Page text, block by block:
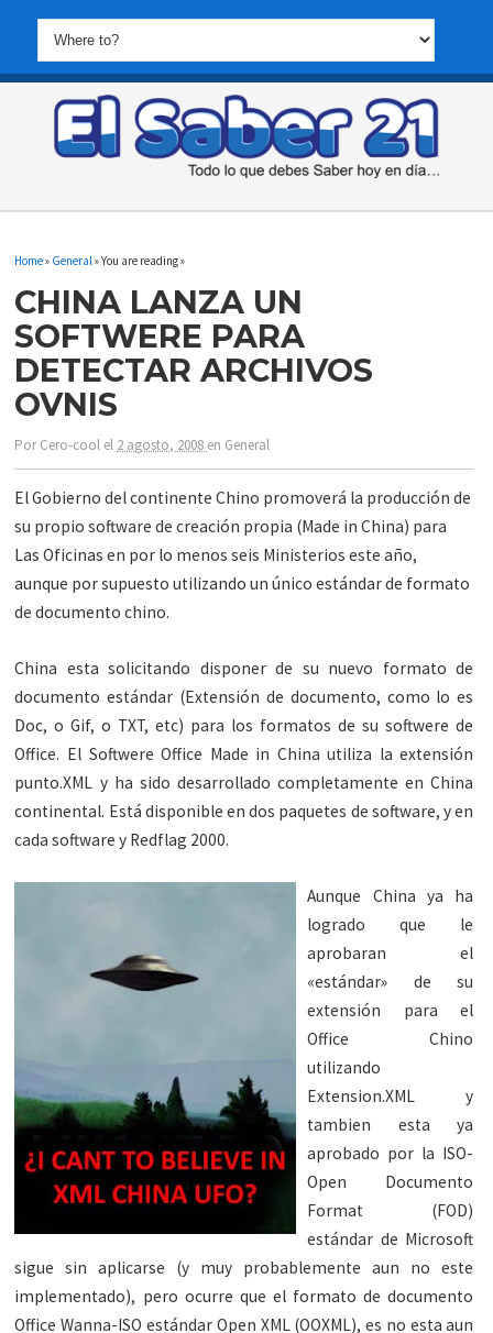
Home» General » You are reading »
CHINA LANZA UN
SOFTWERE PARA
DETECTAR ARCHIVOS
OVNIS
PorCero-cool el 2 agosto, 2008 en General
El Gobierno del continente Chino promoverá la producción de
su propio software de creación propia (Made in China) para
Las Oficinas en por lo menos seis Ministerios este año,
aunque por supuesto utilizando un único estándar de formato
de documento chino.
China esta solicitando disponer de su nuevo formato de
documento estándar (Extensión de documento, como lo es
Doc, o Gif, o TXT, etc) para los formatos de su softwere de
Office. El Softwere Office Made in China utiliza la extensión
punto.XML y ha sido desarrollado completamente en China
continental. Está disponible en dos paquetes de software, y en
cada software y Redflag 2000.
Aunque China ya ha
logrado que le
aprobaran el
«estándar» de su
extensión para el
Office Chino
utilizando
Extension.XML y
tambien esta ya
aprobado por la ISO-
Open Documento
Format (FOD)
estándar de Microsoft
sigue sin aplicarse (y muy probablemente aun no este
implementado), pero ocurre que el formato de documento
Office Wanna-ISO estándar Open XML (OOXML), es no esta aun